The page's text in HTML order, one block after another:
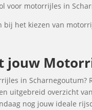
voor motorrijles in
het kiezen van
jouw
in
uitgebreid overzicht
nog jouw ideale